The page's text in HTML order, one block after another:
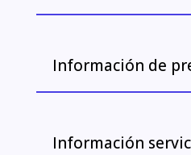
Información de
Información